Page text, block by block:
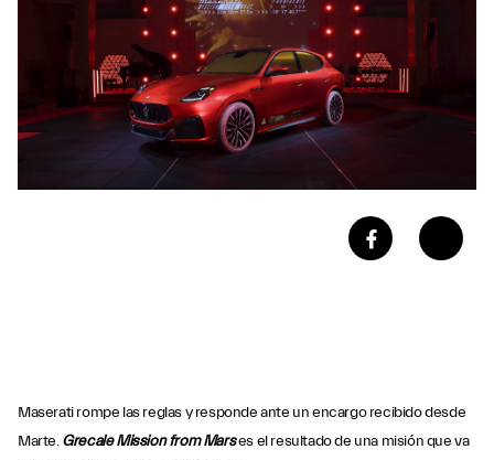
Maserati rompe las reglas y responde ante un encargo recibido desde
Marte.Grecale Mission from Marses el resultado de una misión que va